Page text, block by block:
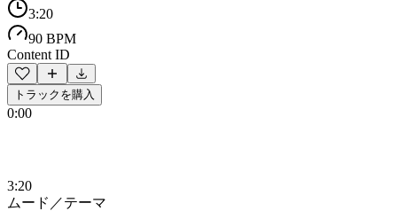
3:20
90 BPM
Content ID
トラックを購入
0:00
3:20
ムード／テーマ